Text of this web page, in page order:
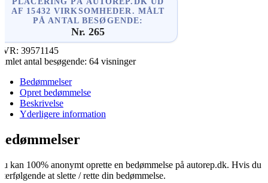
AF 15432 VIRKSOMHEDER. MÅLT
PÅ ANTAL BESØGENDE:
Nr. 265
39571145
antal besøgende: 64 visninger
Bedømmelser
Opret bedømmelse
Beskrivelse
Yderligere information
kan 100% anonymt oprette en bedømmelse på autorep.dk. Hvis
at slette / rette din bedømmelse.